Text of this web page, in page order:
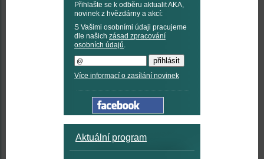
Přihlašte se k odběru aktualit AKA,
novinek z hvězdárny a akcí:
S Vašimi osobními údaji pracujeme
dle našich zásad zpracování
osobních údajů.
Více informací o zasílání novinek
Aktuální program